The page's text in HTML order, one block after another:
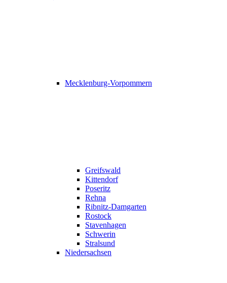
Mecklenburg-Vorpommern
Greifswald
Kittendorf
Poseritz
Rehna
Ribnitz-Damgarten
Rostock
Stavenhagen
Schwerin
Stralsund
Niedersachsen